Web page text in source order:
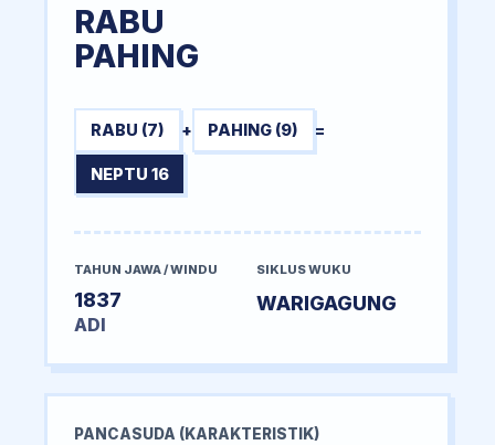
RABU
PAHING
RABU (7) + PAHING (9) =
NEPTU 16
TAHUN JAWA / WINDU
1837
ADI
SIKLUS WUKU
WARIGAGUNG
PANCASUDA (KARAKTERISTIK)